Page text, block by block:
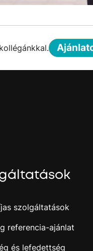
szolgáltatások
referencia-ajánlat
és lefedettség